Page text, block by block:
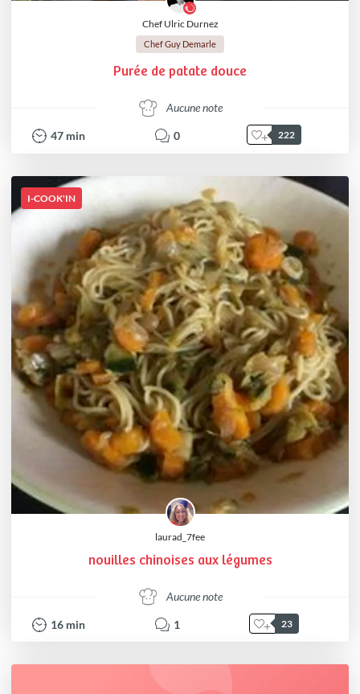
Chef Ulric Durnez
Chef Guy Demarle
Purée de patate douce
Aucune note
47 min 0 222
I-COOK'IN
laurad_7fee
nouilles chinoises aux légumes
Aucune note
16 min 1 23